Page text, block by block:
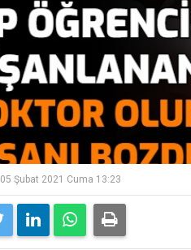
05 Şubat 2021 Cuma 13:23